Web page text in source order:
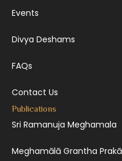
Events
Divya Deshams
FAQs
Contact Us
Publications
Sri Ramanuja Meghamala
Meghamālā Grantha